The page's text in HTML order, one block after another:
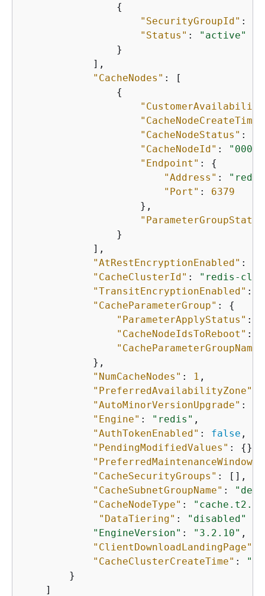
{
"SecurityGroupId" :
"Status" :
"active"
                }
            ],
"CacheNodes" : [
{
"CacheNodeCreateTime"
"CacheNodeStatus" :
"CacheNodeId" : "0001"
"Endpoint" : {
"Address" :
"Port" : 6379
                    },
                }
            ],
"AtRestEncryptionEnabled" :
"CacheClusterId" :
"redis-
"TransitEncryptionEnabled" :
"CacheParameterGroup" : {
"ParameterApplyStatus" :
"CacheNodeIdsToReboot" :
"CacheParameterGroupName"
            },
"NumCacheNodes" : 1 ,
"PreferredAvailabilityZone"
"AutoMinorVersionUpgrade" :
"Engine" : "redis" ,
"AuthTokenEnabled" : false ,
"PendingModifiedValues" : {},
"PreferredMaintenanceWindow"
"CacheSecurityGroups" : [],
"CacheSubnetGroupName" :
"CacheNodeType" :
"DataTiering" :
"disabled"
"EngineVersion" : "3.2.10" ,
"ClientDownloadLandingPage"
"CacheClusterCreateTime" :
        }
    ]